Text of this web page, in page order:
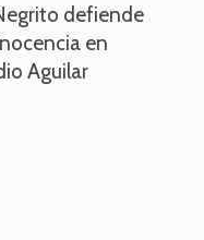
defiende
en
Aguilar